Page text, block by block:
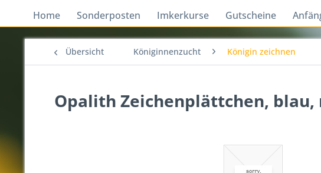
Home Sonderposten Imkerkurse Gutscheine
Übersicht Königinnenzucht Königin zeichnen
Opalith Zeichenplättchen,